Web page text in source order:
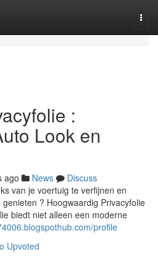
:
Look en
ago News
Discuss
van je voertuig te verfijnen en
? Hoogwaardig Privacyfolie
biedt niet alleen een moderne
profile
Upvoted